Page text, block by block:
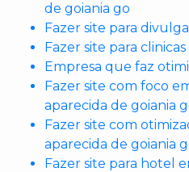
de goiania go
Fazer site para
Fazer site para
Empresa que faz
Fazer site com foco
aparecida de goiania
Fazer site com
aparecida de goiania
Fazer site para hotel